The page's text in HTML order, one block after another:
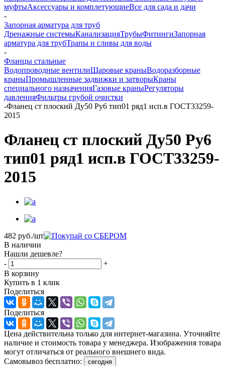
муфтыАксессуары и комплетующиеВсе для сада и дачи
-
Запорная арматура для труб
Дренажные системыКанализацияТрубыФитингиЗапорная
арматура для трубТрапы и сливы для воды
-
Фланцы стальные
Водопроводные вентилиШаровые краныВодоразборные
краныПромышленные задвижки и затворыКраны
специального назначенияГазовые краныРегуляторы
давленияФильтры грубой очистки
-Фланец ст плоский Ду50 Ру6 тип01 ряд1 исп.в ГОСТ33259-
2015
Фланец ст плоский Ду50 Ру6
тип01 ряд1 исп.в ГОСТ33259-
2015
482 руб./шт
В наличии
Нашли дешевле?
-
+
В корзину
Купить в 1 клик
Поделиться
Поделиться
Цена действительна только для интернет-магазина. Уточняйте
наличие и стоимость товара у менеджера. Изображения товара
могут отличаться от реального внешнего вида.
Самовывоз бесплатно:
сегодня